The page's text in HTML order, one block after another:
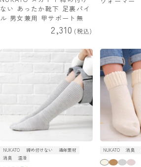
ない あったか靴下 足裏パイ
ル 男女兼用 甲サポート無
2,310 税込
NUKATO 締め付けない
通年素材
消臭
温活
NUKATO 消臭